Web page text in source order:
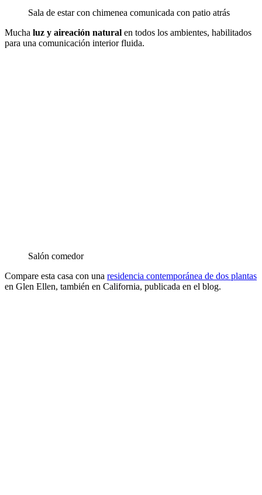
Sala de estar con chimenea comunicada con patio atrás
Mucha luz y aireación natural en todos los ambientes, habilitados
para una comunicación interior fluida.
Salón comedor
Compare esta casa con una residencia contemporánea de dos plantas
en Glen Ellen, también en California, publicada en el blog.